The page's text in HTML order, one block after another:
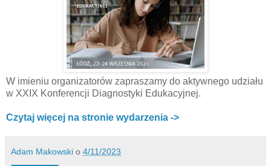
W imieniu organizatorów zapraszamy do aktywnego udziału
w XXIX Konferencji Diagnostyki Edukacyjnej.
Czytaj więcej na stronie wydarzenia ->
Adam Makowski o 4/11/2023